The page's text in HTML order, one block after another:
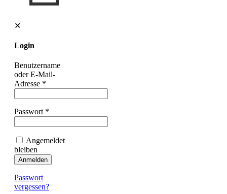
✕
Login
Benutzername
oder E-Mail-
Adresse *
Passwort *
Angemeldet
bleiben
Anmelden
Passwort
vergessen?